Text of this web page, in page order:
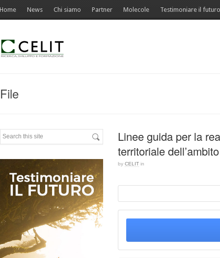
Home News Chi siamo Partner Molecole Testimoniare il futuro
File
Linee guida per la
territoriale
by CELIT in